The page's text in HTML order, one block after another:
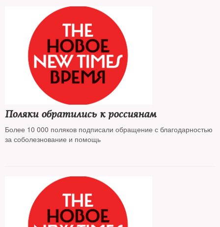
Поляки обратились к россиянам
Более 10 000 поляков подписали обращение с благодарностью
за соболезнование и помощь